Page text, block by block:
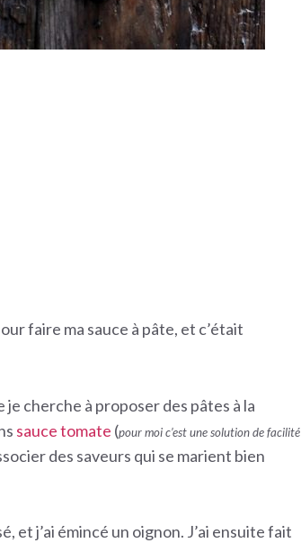
faire ma sauce à pâte, et c’était
cherche à proposer des pâtes à la
sauce tomate (pour moi c’est une solution de facilité
des saveurs qui se marient bien
et j’ai émincé un oignon. J’ai ensuite fait